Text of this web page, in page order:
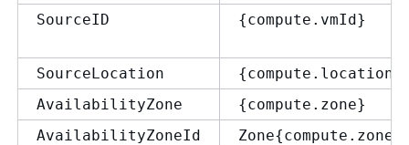
SourceID {compute.vmId}
SourceLocation {compute.location}
AvailabilityZone
{compute.zone}
AvailabilityZoneId
Zone{compute.zone}